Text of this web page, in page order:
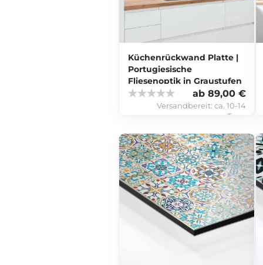
Küchenrückwand Platte |
Portugiesische
Fliesenoptik in Graustufen
ab 89,00 €
Versandbereit: ca. 10-14
Tage